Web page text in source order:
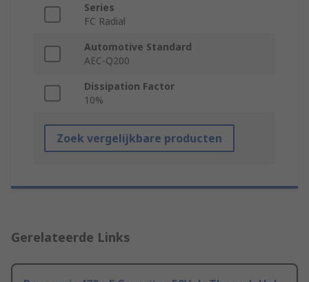
Series
FC Radial
Automotive Standard
AEC-Q200
Dissipation Factor
10%
Zoek vergelijkbare producten
Gerelateerde Links